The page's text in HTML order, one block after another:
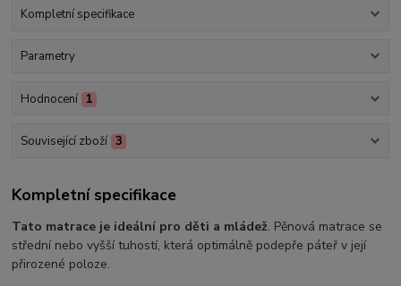
Kompletní specifikace
Parametry
Hodnocení 1
Související zboží 3
Kompletní specifikace
Tato matrace je ideální pro děti a mládež. Pěnová matrace se
střední nebo vyšší tuhostí, která optimálně podepře páteř v její
přirozené poloze.